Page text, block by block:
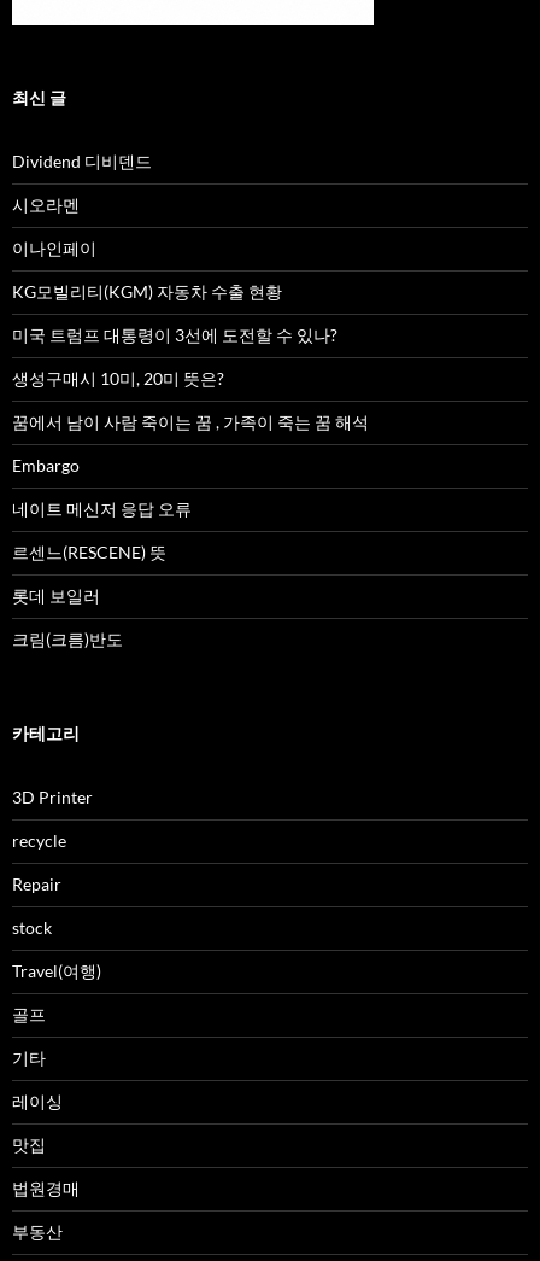
최신 글
Dividend 디비덴드
시오라멘
이나인페이
KG모빌리티(KGM) 자동차 수출 현황
미국 트럼프 대통령이 3선에 도전할 수 있나?
생성구매시 10미, 20미 뜻은?
꿈에서 남이 사람 죽이는 꿈 , 가족이 죽는 꿈 해석
Embargo
네이트 메신저 응답 오류
르센느(RESCENE) 뜻
롯데 보일러
크림(크름)반도
카테고리
3D Printer
recycle
Repair
stock
Travel(여행)
골프
기타
레이싱
맛집
법원경매
부동산